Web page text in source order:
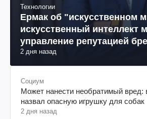
Технологии
Ермак об "искусственном
искусственный интеллект
управление репутацией
2 дня назад
Социум
Может нанести необратимый вред:
назвал опасную игрушку для собак
2 дня назад